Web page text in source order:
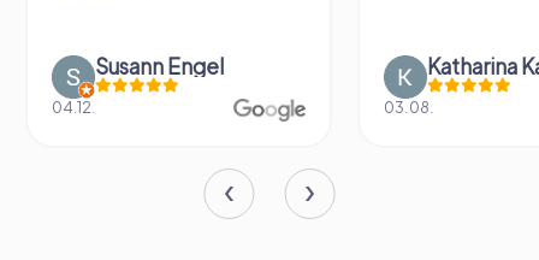
Susann Engel
04.12.
Katharina
03.08.